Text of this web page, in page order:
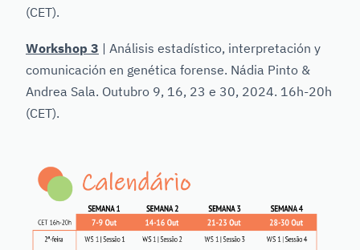
(CET).
Workshop 3 | Análisis estadístico, interpretación y
comunicación en genética forense. Nádia Pinto &
Andrea Sala. Outubro 9, 16, 23 e 30, 2024. 16h-20h
(CET).